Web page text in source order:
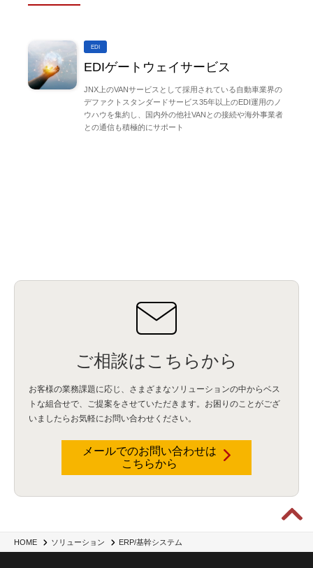
HOME ソリューション ERP/基幹システム
EDI
EDIゲートウェイサービス
JNX上のVANサービスとして採用されている自動車業界の
デファクトスタンダードサービス35年以上のEDI運用のノ
ウハウを集約し、国内外の他社VANとの接続や海外事業者
との通信も積極的にサポート
ご相談はこちらから
お客様の業務課題に応じ、さまざまなソリューションの中からベス
トな組合せで、
ご提案をさせていただきます。お困りのことがござ
いましたらお気軽にお問い合わせください。
メールでのお問い合わせは
こちらから